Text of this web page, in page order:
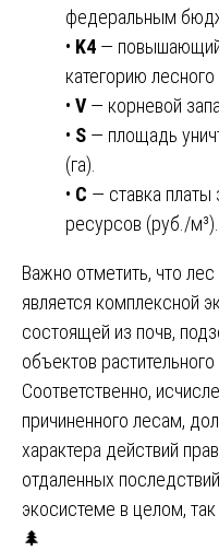
федеральным
• K4 —
категорию лесного
• V— корневой
• S — площадь
(га).
• C — ставка
ресурсов (руб./м³).
Важно отметить, что
является комплексной
состоящей из почв,
объектов
Соответственно,
причиненного лесам,
характера действий
отдаленных
экосистеме в целом,
🌲